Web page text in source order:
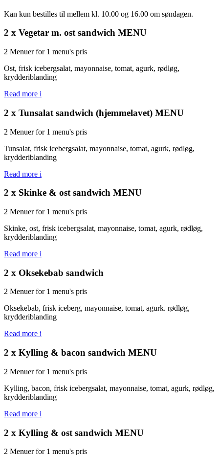
Kan kun bestilles til mellem kl. 10.00 og 16.00 om søndagen.
2 x Vegetar m. ost sandwich MENU
2 Menuer for 1 menu's pris
Ost, frisk icebergsalat, mayonnaise, tomat, agurk, rødløg,
krydderiblanding
Read more i
2 x Tunsalat sandwich (hjemmelavet) MENU
2 Menuer for 1 menu's pris
Tunsalat, frisk icebergsalat, mayonnaise, tomat, agurk, rødløg,
krydderiblanding
Read more i
2 x Skinke & ost sandwich MENU
2 Menuer for 1 menu's pris
Skinke, ost, frisk icebergsalat, mayonnaise, tomat, agurk, rødløg,
krydderiblanding
Read more i
2 x Oksekebab sandwich
2 Menuer for 1 menu's pris
Oksekebab, frisk iceberg, mayonnaise, tomat, agurk. rødløg,
krydderiblanding
Read more i
2 x Kylling & bacon sandwich MENU
2 Menuer for 1 menu's pris
Kylling, bacon, frisk icebergsalat, mayonnaise, tomat, agurk, rødløg,
krydderiblanding
Read more i
2 x Kylling & ost sandwich MENU
2 Menuer for 1 menu's pris